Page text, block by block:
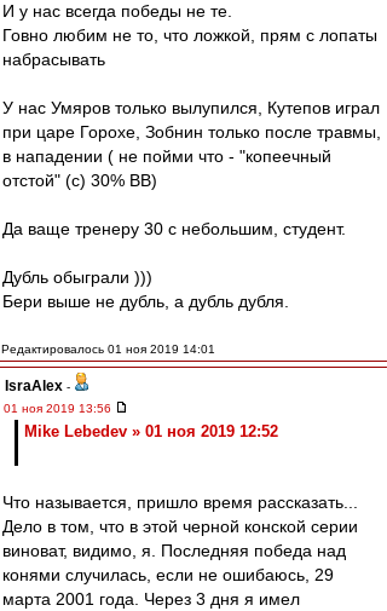
И у нас всегда победы не те.
Говно любим не то, что ложкой, прям с лопаты
набрасывать
У нас Умяров только вылупился, Кутепов играл
при царе Горохе, Зобнин только после травмы,
в нападении ( не пойми что - "копеечный
отстой" (с) 30% ВВ)
Да ваще тренеру 30 с небольшим, студент.
Дубль обыграли )))
Бери выше не дубль, а дубль дубля.
Редактировалось 01 ноя 2019 14:01
IsraAlex -
01 ноя 2019 13:56
Mike Lebedev » 01 ноя 2019 12:52
Что называется, пришло время рассказать...
Дело в том, что в этой черной конской серии
виноват, видимо, я. Последняя победа над
конями случилась, если не ошибаюсь, 29
марта 2001 года. Через 3 дня я имел